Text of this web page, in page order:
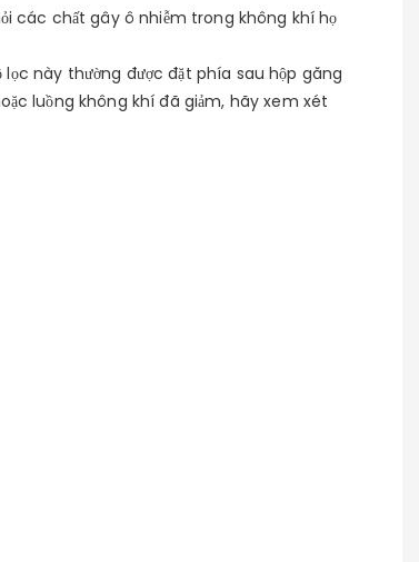
các chất gây ô nhiễm trong không khí họ
này thường được đặt phía sau hộp găng
luồng không khí đã giảm, hãy xem xét